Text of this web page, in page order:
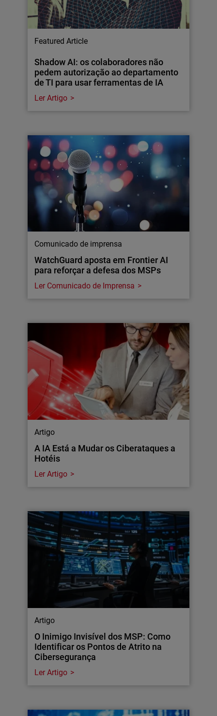
Featured Article
Shadow AI: os colaboradores não
pedem autorização ao departamento
de TI para usar ferramentas de IA
Ler Artigo
Comunicado de imprensa
WatchGuard aposta em Frontier AI
para reforçar a defesa dos MSPs
Ler Comunicado de Imprensa
Artigo
A IA Está a Mudar os Ciberataques a
Hotéis
Ler Artigo
Artigo
O Inimigo Invisível dos MSP: Como
Identificar os Pontos de Atrito na
Cibersegurança
Ler Artigo